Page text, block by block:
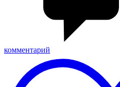
комментарий